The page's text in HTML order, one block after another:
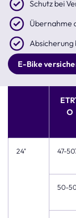
Schutz bei
Übernahme
Absicherung
E-Bike
O
24" 47-
50-